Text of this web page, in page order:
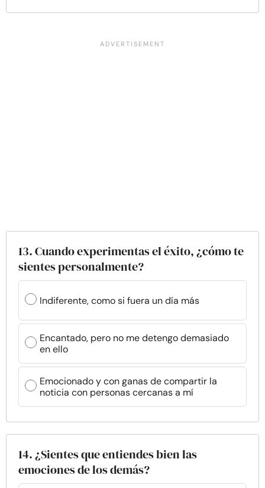
13. Cuando experimentas el éxito, ¿cómo te
sientes personalmente?
Indiferente, como si fuera un día más
Encantado, pero no me detengo demasiado
en ello
Emocionado y con ganas de compartir la
noticia con personas cercanas a mí
14. ¿Sientes que entiendes bien las
emociones de los demás?